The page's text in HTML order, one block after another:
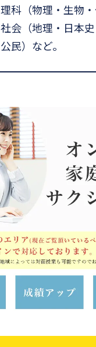
理科（物理・生物・
社会（地理・日本
公民）など。